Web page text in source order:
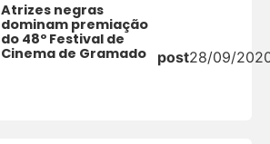
Atrizes negras
dominam premiação
do 48º Festival de
Cinema de Gramado
post28/09/